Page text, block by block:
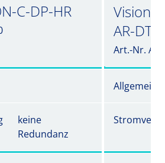
C-DP-HR
AR-DT
Art.-Nr.
Allgemein
keine
Redundanz